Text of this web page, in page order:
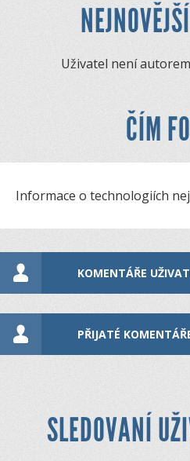
Uživatel není
ČÍM
Informace o technologiích
KOMENTÁŘE
PŘIJATÉ
SLEDOVANÍ